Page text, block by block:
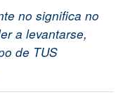
no significa no
a levantarse,
de TUS